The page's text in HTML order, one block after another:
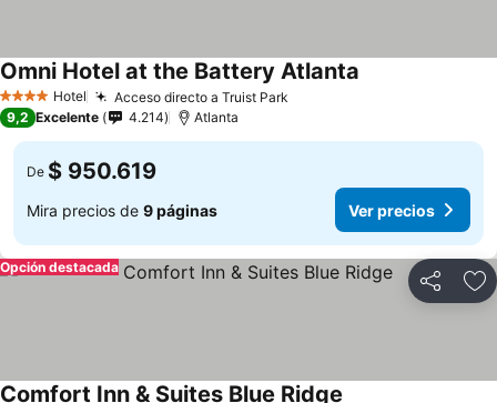
4 EstrellasHotel Acceso directo a Truist Park
Omni Hotel at the Battery Atlanta
9,2 Excelente 4.214 Atlanta
De $ 950.619
Mira precios de 9 páginas Ver precios
Compartir
Opción destacada
Comfort Inn & Suites Blue Ridge